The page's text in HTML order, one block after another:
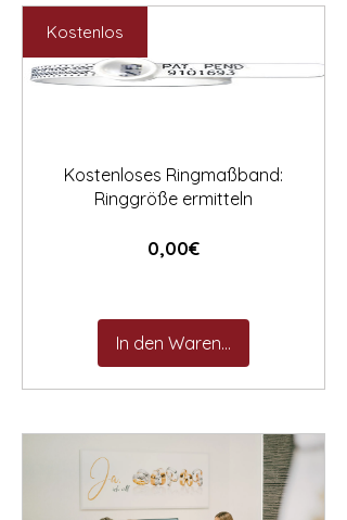
Preis
2.531,00 €
Preis
Kostenlos
Kostenloses Ringmaßband:
Ringgröße ermitteln
0,00€Preis
In den Warenkorb